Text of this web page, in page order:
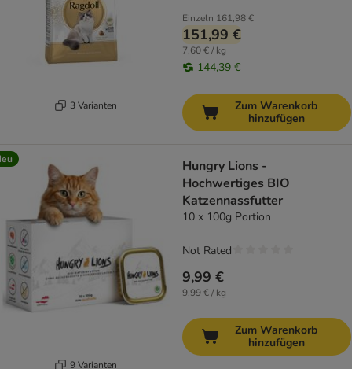
3 Varianten
Einzeln 161,98 €
151,99 €
7,60 € / kg
144,39 €
Zum Warenkorb
hinzufügen
9 Varianten
Hungry Lions -
Hochwertiges BIO
Katzennassfutter
10 x 100g Portion
9,99 €
9,99 € / kg
Not Rated
Zum Warenkorb
hinzufügen